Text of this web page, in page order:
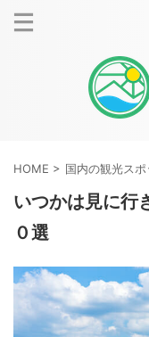
HOME > 国内の観光スポ
いつかは見に行
０選